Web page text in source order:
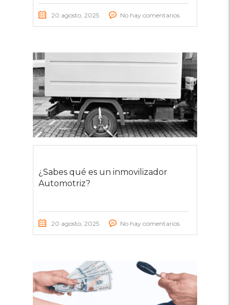
20 agosto, 2025 No hay comentarios
¿Sabes qué es un inmovilizador
Automotriz?
20 agosto, 2025 No hay comentarios